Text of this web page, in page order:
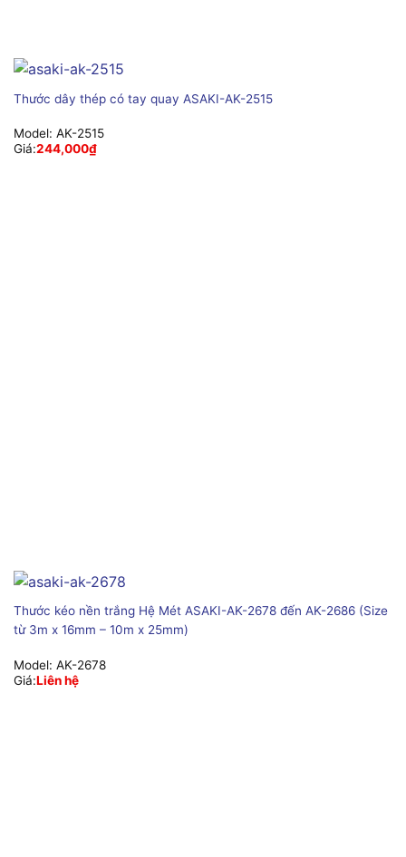
Thước dây thép có tay quay ASAKI-AK-2515
Model: AK-2515
Giá:244,000₫
Thước kéo nền trắng Hệ Mét ASAKI-AK-2678 đến AK-2686 (Size
từ 3m x 16mm – 10m x 25mm)
Model: AK-2678
Giá:Liên hệ